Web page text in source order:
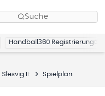
Suche
Handball360 Registrierung
Slesvig IF Spielplan